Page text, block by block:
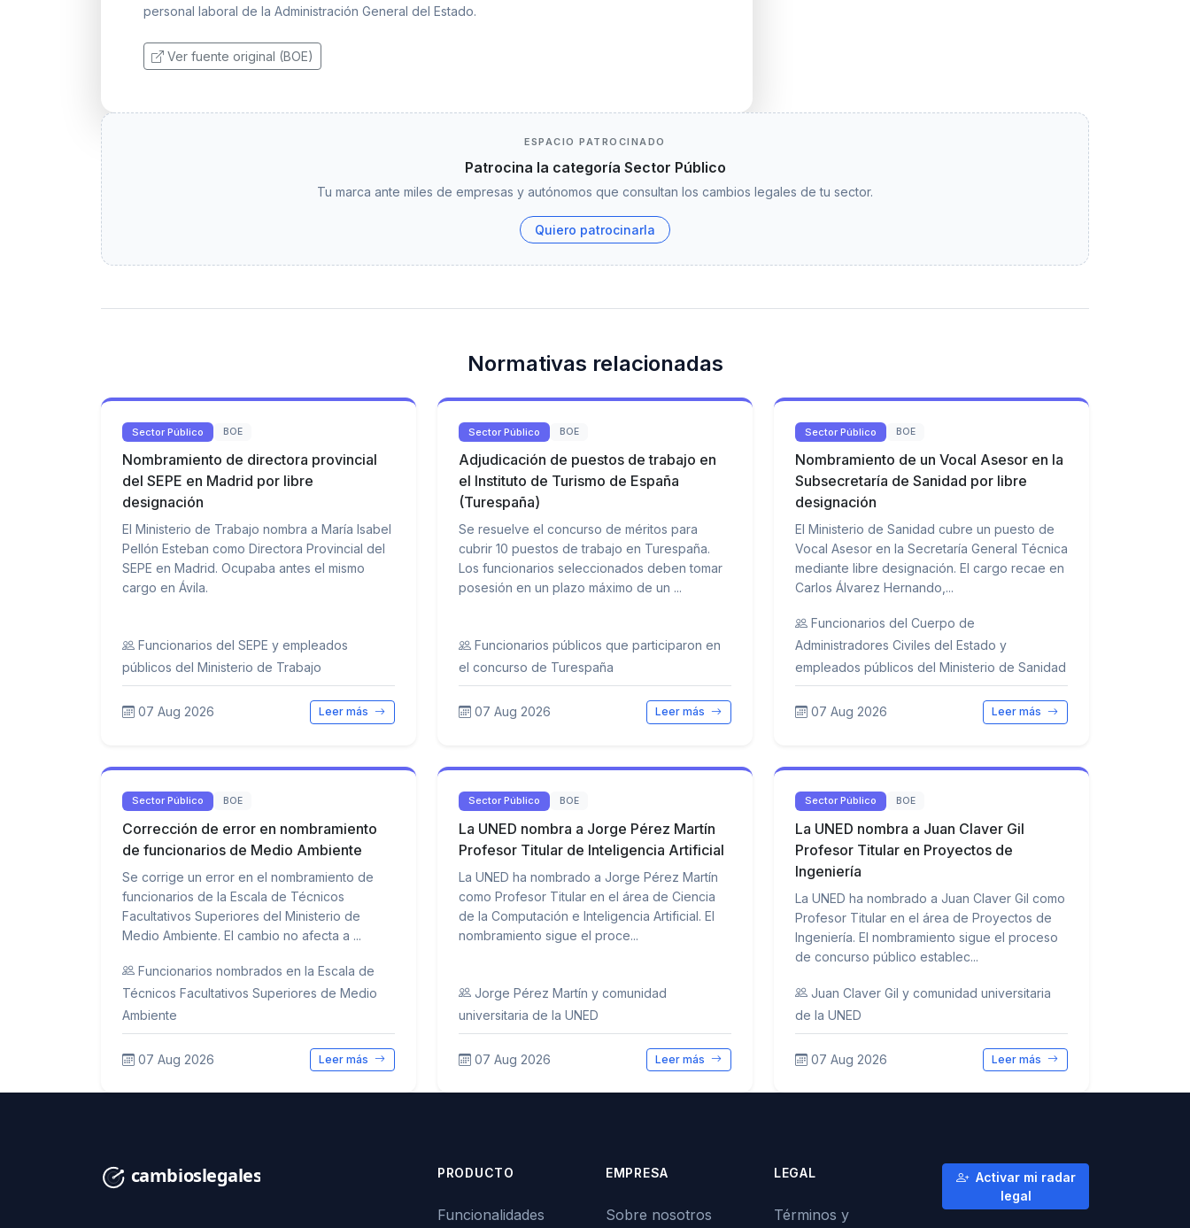
personal laboral de la Administración General del Estado.
Ver fuente original (BOE)
ESPACIO PATROCINADO
Patrocina la categoría Sector Público
Tu marca ante miles de empresas y autónomos que consultan los cambios legales de tu sector.
Quiero patrocinarla
Normativas relacionadas
Sector Público BOE
Nombramiento de directora provincial
del SEPE en Madrid por libre
designación
El Ministerio de Trabajo nombra a María Isabel
Pellón Esteban como Directora Provincial del
SEPE en Madrid. Ocupaba antes el mismo
cargo en Ávila.
Funcionarios del SEPE y empleados
públicos del Ministerio de Trabajo
07 Aug 2026 Leer más
Sector Público BOE
Adjudicación de puestos de trabajo en
el Instituto de Turismo de España
(Turespaña)
Se resuelve el concurso de méritos para
cubrir 10 puestos de trabajo en Turespaña.
Los funcionarios seleccionados deben tomar
posesión en un plazo máximo de un ...
Funcionarios públicos que participaron en
el concurso de Turespaña
07 Aug 2026 Leer más
Sector Público BOE
Nombramiento de un Vocal Asesor en la
Subsecretaría de Sanidad por libre
designación
El Ministerio de Sanidad cubre un puesto de
Vocal Asesor en la Secretaría General Técnica
mediante libre designación. El cargo recae en
Carlos Álvarez Hernando,...
Funcionarios del Cuerpo de
Administradores Civiles del Estado y
empleados públicos del Ministerio de Sanidad
07 Aug 2026 Leer más
Sector Público BOE
Corrección de error en nombramiento
de funcionarios de Medio Ambiente
Se corrige un error en el nombramiento de
funcionarios de la Escala de Técnicos
Facultativos Superiores del Ministerio de
Medio Ambiente. El cambio no afecta a ...
Funcionarios nombrados en la Escala de
Técnicos Facultativos Superiores de Medio
Ambiente
07 Aug 2026 Leer más
Sector Público BOE
La UNED nombra a Jorge Pérez Martín
Profesor Titular de Inteligencia Artificial
La UNED ha nombrado a Jorge Pérez Martín
como Profesor Titular en el área de Ciencia
de la Computación e Inteligencia Artificial. El
nombramiento sigue el proce...
Jorge Pérez Martín y comunidad
universitaria de la UNED
07 Aug 2026 Leer más
Sector Público BOE
La UNED nombra a Juan Claver Gil
Profesor Titular en Proyectos de
Ingeniería
La UNED ha nombrado a Juan Claver Gil como
Profesor Titular en el área de Proyectos de
Ingeniería. El nombramiento sigue el proceso
de concurso público establec...
Juan Claver Gil y comunidad universitaria
de la UNED
07 Aug 2026 Leer más
PRODUCTO
Funcionalidades
EMPRESA
Sobre nosotros
LEGAL
Términos y
Activar mi radar
legal